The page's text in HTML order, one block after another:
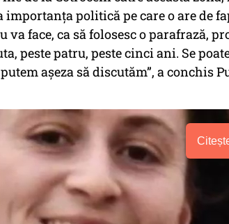
importanţa politică pe care o are de
face, ca să folosesc o parafrază,
peste patru, peste cinci ani. Se
aşeza să discutăm”, a conchis